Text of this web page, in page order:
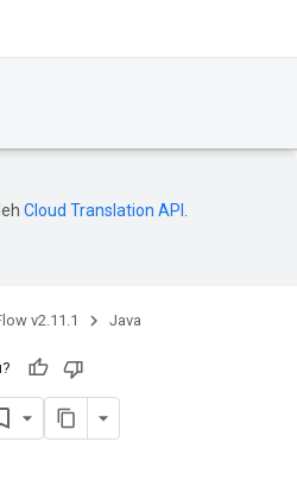
Cloud Translation API
v2.11.1 Java